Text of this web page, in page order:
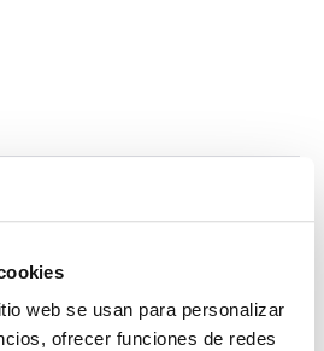
web se usan para personalizar
ofrecer funciones de redes
descargas